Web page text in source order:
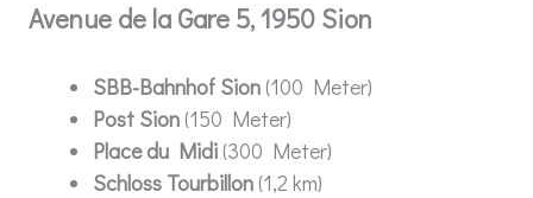
Avenue de la Gare 5, 1950 Sion
SBB-Bahnhof Sion(100 Meter)
Post Sion(150 Meter)
Place du Midi(300 Meter)
Schloss Tourbillon(1,2 km)